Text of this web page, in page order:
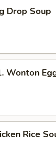
Drop Soup
Wonton
Rice